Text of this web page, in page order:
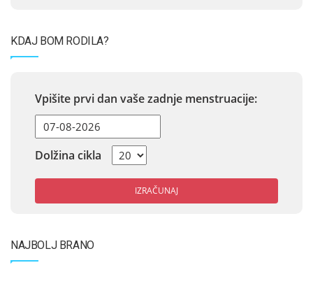
KDAJ BOM RODILA?
Vpišite prvi dan vaše zadnje menstruacije:
Dolžina cikla
IZRAČUNAJ
NAJBOLJ BRANO